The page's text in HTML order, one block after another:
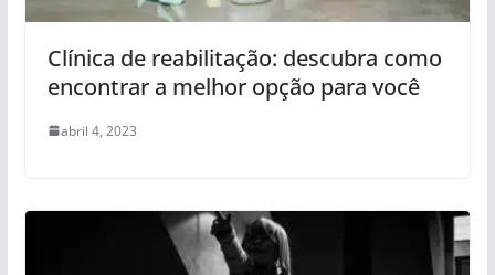
Clínica de reabilitação: descubra como
encontrar a melhor opção para você
abril 4, 2023